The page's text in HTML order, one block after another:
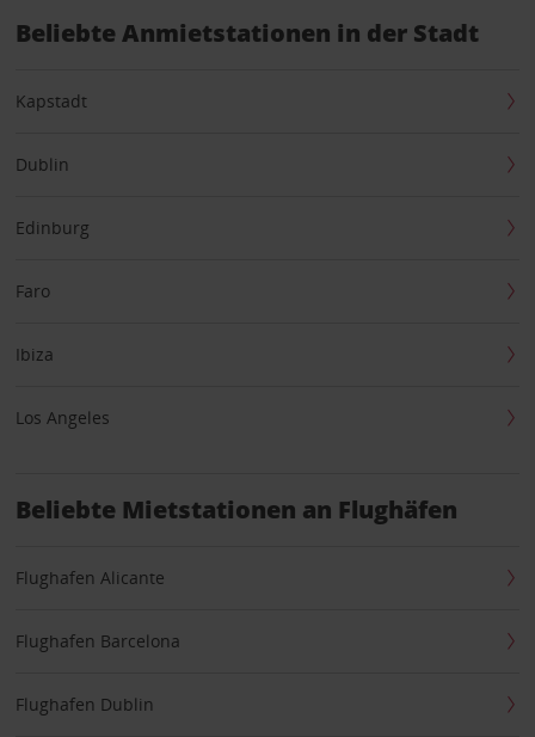
Beliebte Anmietstationen in der Stadt
Kapstadt
Dublin
Edinburg
Faro
Ibiza
Los Angeles
Beliebte Mietstationen an Flughäfen
Flughafen Alicante
Flughafen Barcelona
Flughafen Dublin